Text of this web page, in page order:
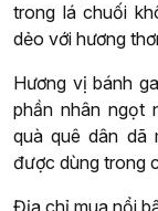
trong lá chuối
dẻo với hương
Hương vị bánh
phần nhân ngọt
quà quê dân dã
được dùng trong